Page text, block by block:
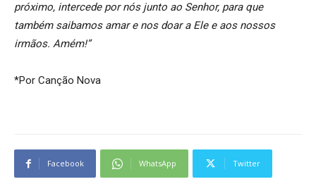
próximo, intercede por nós junto ao Senhor, para que
também saibamos amar e nos doar a Ele e aos nossos
irmãos. Amém!”
*Por Canção Nova
Facebook WhatsApp Twitter